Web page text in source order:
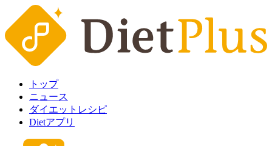
トップ
ニュース
ダイエットレシピ
Dietアプリ